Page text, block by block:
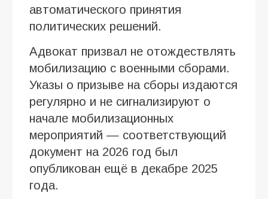
автоматического принятия
политических решений.
Адвокат призвал не отождествлять
мобилизацию с военными сборами.
Указы о призыве на сборы издаются
регулярно и не сигнализируют о
начале мобилизационных
мероприятий — соответствующий
документ на 2026 год был
опубликован ещё в декабре 2025
года.